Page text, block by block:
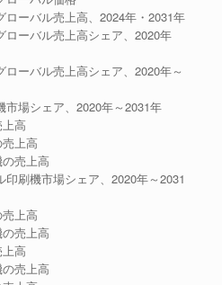
ローバル売上高、2024年・2031年
ローバル売上高シェア、2020年
ローバル売上高シェア、2020年～
市場シェア、2020年～2031年
高
上高
売上高
印刷機市場シェア、2020年～2031
上高
売上高
高
売上高